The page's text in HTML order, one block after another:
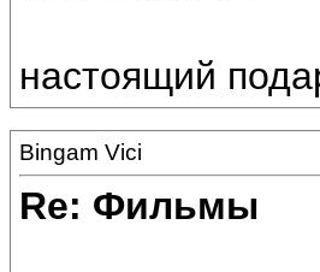
настоящий
Bingam Vici
Re: Фильмы